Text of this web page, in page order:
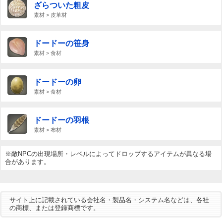
ざらついた粗皮
素材 > 皮革材
ドードーの笹身
素材 > 食材
ドードーの卵
素材 > 食材
ドードーの羽根
素材 > 布材
※敵NPCの出現場所・レベルによってドロップするアイテムが異なる場
合があります。
サイト上に記載されている会社名・製品名・システム名などは、各社
の商標、または登録商標です。